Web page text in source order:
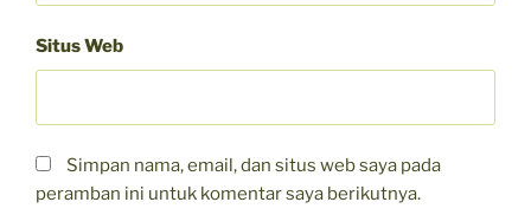
Situs Web
Simpan nama, email, dan situs web saya pada
peramban ini untuk komentar saya berikutnya.